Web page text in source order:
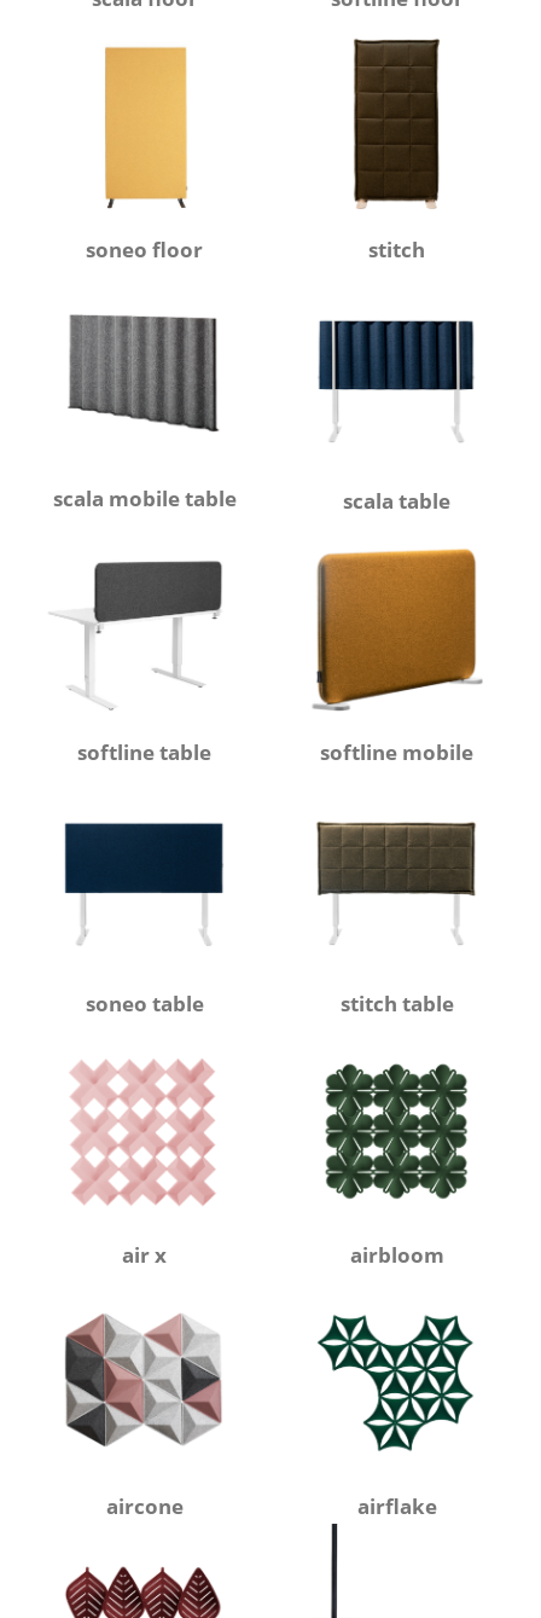
soneo floor stitch
scala mobile table scala table
softline table softline mobile
soneo table stitch table
air x airbloom
aircone airflake